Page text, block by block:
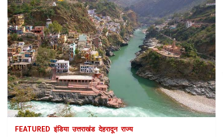
FEATURED इंडिया उत्तराखंड देहरादून राज्य